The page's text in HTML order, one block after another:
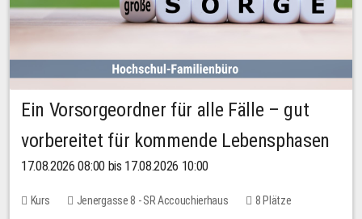
Ein Vorsorgeordner für alle Fälle – gut
vorbereitet für kommende Lebensphasen
17.08.2026 08:00 bis 17.08.2026 10:00
Kurs Jenergasse 8 - SR Accouchierhaus 8 Plätze